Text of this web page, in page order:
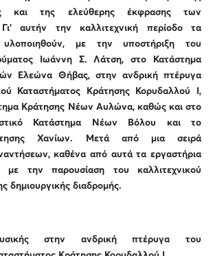
και της ελεύθερης έκφρασης των
αυτήν την καλλιτεχνική περίοδο τα
με την υποστήριξη του
Ιωάννη Σ. Λάτση, στο Κατάστημα
Ελεώνα Θήβας, στην ανδρική πτέρυγα
Καταστήματος Κράτησης Κορυδαλλού Ι,
Kράτησης Νέων Αυλώνα, καθώς και στο
Κατάστημα Νέων Βόλου και το
Χανίων. Μετά από μια σειρά
καθένα από αυτά τα εργαστήρια
με την παρουσίαση του καλλιτεχνικού
δημιουργικής διαδρομής.
στην ανδρική πτέρυγα του